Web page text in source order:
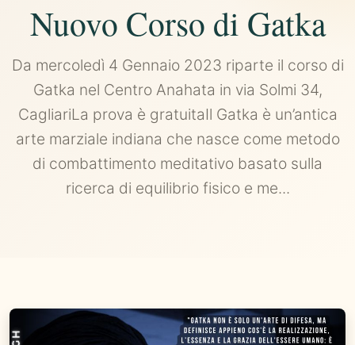
Nuovo Corso di Gatka
Da mercoledì 4 Gennaio 2023 riparte il corso di
Gatka nel Centro Anahata in via Solmi 34,
CagliariLa prova è gratuitaIl Gatka è un’antica
arte marziale indiana che nasce come metodo
di combattimento meditativo basato sulla
ricerca di equilibrio fisico e me...